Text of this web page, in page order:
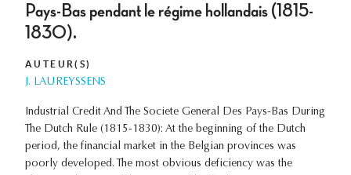
Pays-Bas pendant le régime hollandais (1815-
1830).
AUTEUR(S)
J. LAUREYSSENS
Industrial Credit And The Societe General Des Pays-Bas During
The Dutch Rule (1815-1830): At the beginning of the Dutch
period, the financial market in the Belgian provinces was
poorly developed. The most obvious deficiency was the